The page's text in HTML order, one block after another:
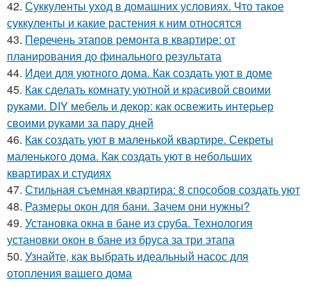
42. Суккуленты уход в домашних условиях. Что такое
суккуленты и какие растения к ним относятся
43. Перечень этапов ремонта в квартире: от
планирования до финального результата
44. Идеи для уютного дома. Как создать уют в доме
45. Как сделать комнату уютной и красивой своими
руками. DIY мебель и декор: как освежить интерьер
своими руками за пару дней
46. Как создать уют в маленькой квартире. Секреты
маленького дома. Как создать уют в небольших
квартирах и студиях
47. Стильная съемная квартира: 8 способов создать уют
48. Размеры окон для бани. Зачем они нужны?
49. Установка окна в бане из сруба. Технология
установки окон в бане из бруса за три этапа
50. Узнайте, как выбрать идеальный насос для
отопления вашего дома